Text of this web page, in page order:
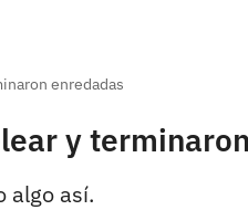
enredadas
y
algo así.